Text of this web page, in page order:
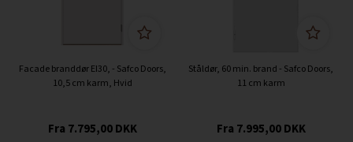
Facade branddør EI30, - Safco Doors,
10,5 cm karm, Hvid
7.795,00DKK
Ståldør, 60 min. brand - Safco Doors,
11 cm karm
7.995,00DKK